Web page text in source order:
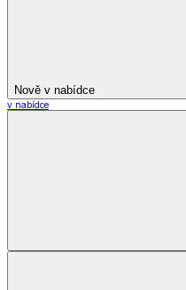
Nově v nabídce
v nabídce